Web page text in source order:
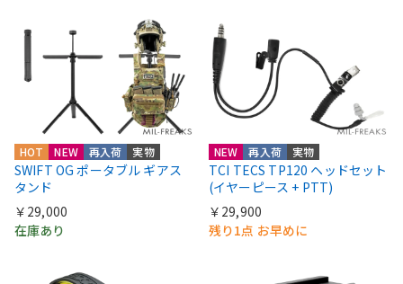
HOT NEW 再入荷 実物
SWIFT OG ポータブル ギアス
タンド
￥29,000
在庫あり
NEW 再入荷 実物
TCI TECS TP120 ヘッドセット
(イヤーピース + PTT)
￥29,900
残り1点 お早めに